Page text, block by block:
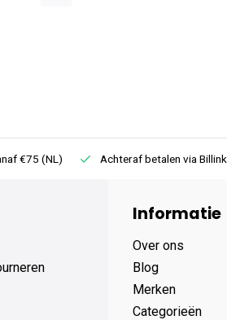
€75 (NL) Achteraf betalen via Billink
Informatie
Over ons
Blog
Merken
Categorieën